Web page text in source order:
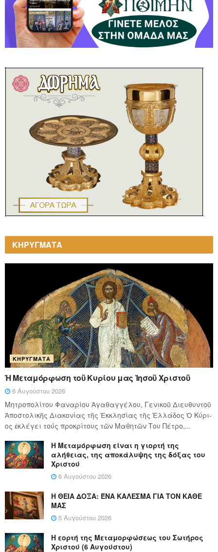
ΚΗΡΥΓΜΑΤΑ
ΚΗΡΎΓΜΑΤΑ
Ἡ Μεταμόρφωση τοῦ Κυρίου μας Ἰησοῦ Χριστοῦ
6 Αυγούστου 2026
Μητροπολίτου Φαναρίου Ἀγαθαγγέλου, Γενικοῦ Διευθυντοῦ
Ἀποστολικῆς Διακονίας τῆς Ἐκκλησίας τῆς Ἑλλάδος Ὁ Κύ­ρι­
ος ἐκλέγει τούς προ­κρί­τους τῶν Μα­θη­τῶν Του Πέ­τρο,...
Η Μεταμόρφωση είναι η γιορτή της
αλήθειας, της αποκάλυψης της δόξας του
Χριστού
6 Αυγούστου 2026
Η ΘΕΙΑ ΔΟΞΑ: ΈΝΑ ΚΑΛΕΣΜΑ ΓΙΑ ΤΟΝ ΚΑΘΕ
ΜΑΣ
5 Αυγούστου 2026
Η εορτή της Μεταμορφώσεως του Σωτήρος
Χριστού (6 Αυγούστου)